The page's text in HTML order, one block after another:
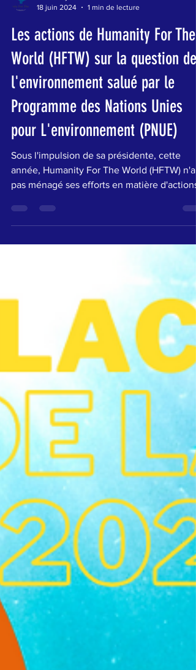
Humanity For The World
Les actions de Humanity For The
World (HFTW) sur la question de
l'environnement salué par le
Programme des Nations Unies
pour L'environnement (PNUE)
Sous l'impulsion de sa présidente, cette
année, Humanity For The World (HFTW) n'a